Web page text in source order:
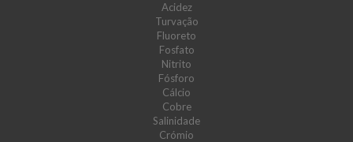
Acidez
Turvação
Fluoreto
Fosfato
Nitrito
Fósforo
Cálcio
Cobre
Salinidade
Crómio